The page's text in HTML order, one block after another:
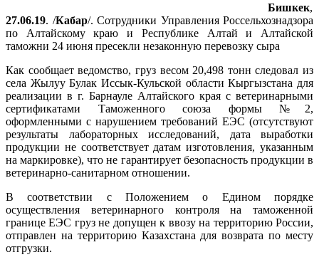
Бишкек,
27.06.19. /Кабар/. Сотрудники Управления Россельхознадзора
по Алтайскому краю и Республике Алтай и Алтайской
таможни 24 июня пресекли незаконную перевозку сыра
Как сообщает ведомство, груз весом 20,498 тонн следовал из
села Жылуу Булак Иссык-Кульской области Кыргызстана для
реализации в г. Барнауле Алтайского края с ветеринарными
сертификатами Таможенного союза формы №2,
оформленными с нарушением требований ЕЭС (отсутствуют
результаты лабораторных исследований, дата выработки
продукции не соответствует датам изготовления, указанным
на маркировке), что не гарантирует безопасность продукции в
ветеринарно-санитарном отношении.
В соответствии с Положением о Едином порядке
осуществления ветеринарного контроля на таможенной
границе ЕЭС груз не допущен к ввозу на территорию России,
отправлен на территорию Казахстана для возврата по месту
отгрузки.